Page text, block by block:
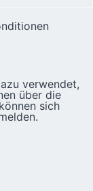
verwendet,
über die
sich